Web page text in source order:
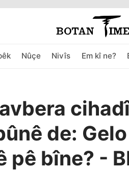
Nûçe Nivîs Em kî ne?
de:
pê bîne? -